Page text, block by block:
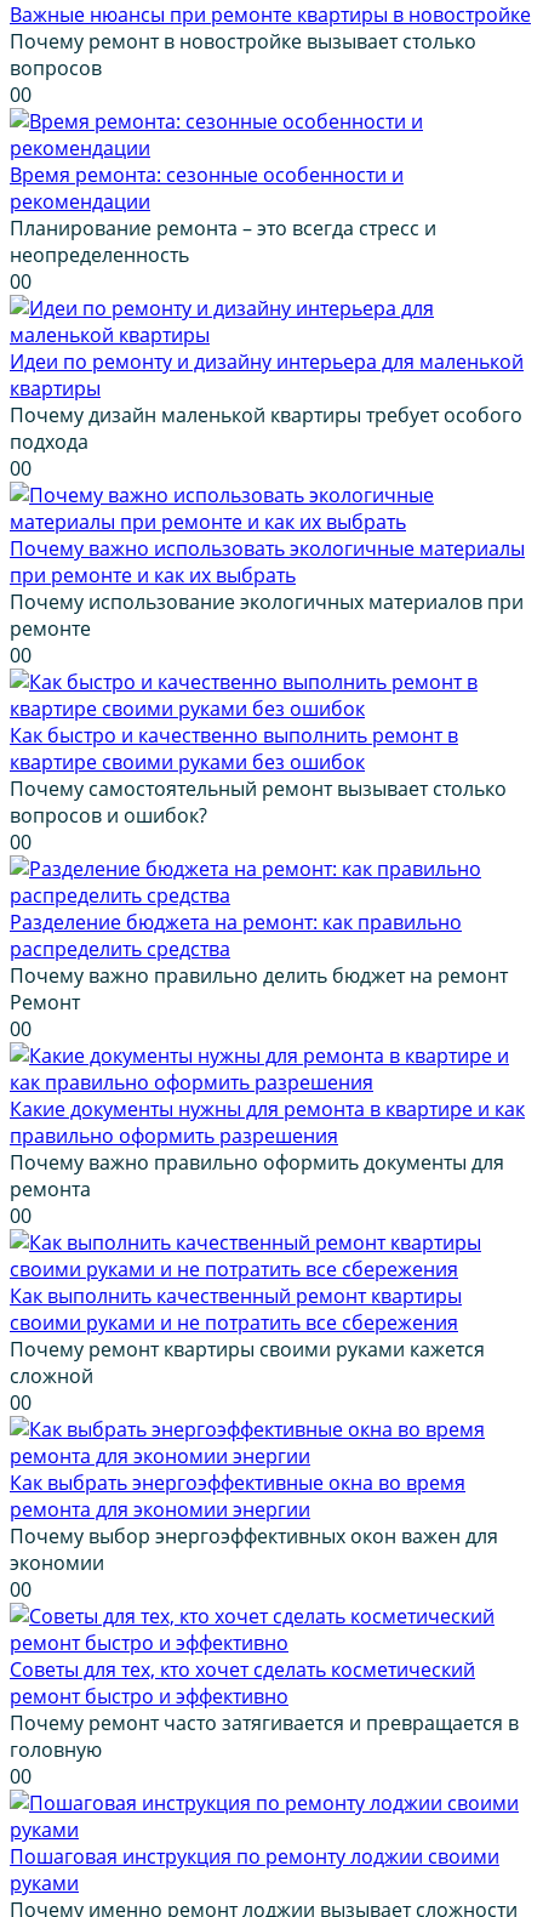
Важные нюансы при ремонте квартиры в новостройке
Почему ремонт в новостройке вызывает столько
вопросов
00
Время ремонта: сезонные особенности и
рекомендации
Планирование ремонта – это всегда стресс и
неопределенность
00
Идеи по ремонту и дизайну интерьера для маленькой
квартиры
Почему дизайн маленькой квартиры требует особого
подхода
00
Почему важно использовать экологичные материалы
при ремонте и как их выбрать
Почему использование экологичных материалов при
ремонте
00
Как быстро и качественно выполнить ремонт в
квартире своими руками без ошибок
Почему самостоятельный ремонт вызывает столько
вопросов и ошибок?
00
Разделение бюджета на ремонт: как правильно
распределить средства
Почему важно правильно делить бюджет на ремонт
Ремонт
00
Какие документы нужны для ремонта в квартире и как
правильно оформить разрешения
Почему важно правильно оформить документы для
ремонта
00
Как выполнить качественный ремонт квартиры
своими руками и не потратить все сбережения
Почему ремонт квартиры своими руками кажется
сложной
00
Как выбрать энергоэффективные окна во время
ремонта для экономии энергии
Почему выбор энергоэффективных окон важен для
экономии
00
Советы для тех, кто хочет сделать косметический
ремонт быстро и эффективно
Почему ремонт часто затягивается и превращается в
головную
00
Пошаговая инструкция по ремонту лоджии своими
руками
Почему именно ремонт лоджии вызывает сложности